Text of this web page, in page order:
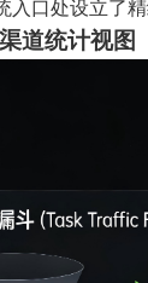
入口处设立了
道统计视图